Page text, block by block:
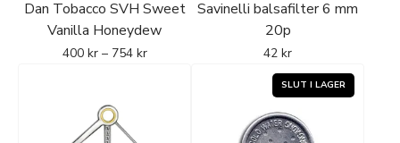
Dan Tobacco SVH Sweet
Vanilla Honeydew
400 kr – 754 kr
Savinelli balsafilter 6 mm
20p
42 kr